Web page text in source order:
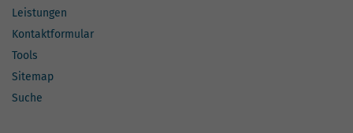
Leistungen
Kontaktformular
Tools
Sitemap
Suche